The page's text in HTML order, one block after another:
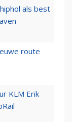
als best
route
KLM Erik